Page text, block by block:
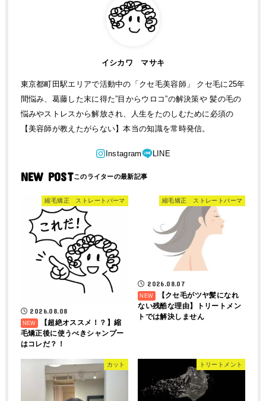
イシカワ マサキ
東京都町田駅エリアで活動中の「クセ毛美容師」 クセ毛に25年
間悩み、葛藤した末に得た”目からウロコ”の解決策や 髪の毛の
悩みやストレスから解放され、人生をたのしむために必須の
【美容師が教えたがらない】本当の知識を常時発信。
NEW POST
縮毛矯正 ストレートパーマ
2026.08.08
【超絶オススメ！？】縮
毛矯正後に使うべきシャンプー
はコレだ？！
縮毛矯正 ストレートパーマ
2026.08.07
【クセ毛がツヤ髪になれ
ない残酷な理由】トリートメン
トでは解決しません
カット トリートメント